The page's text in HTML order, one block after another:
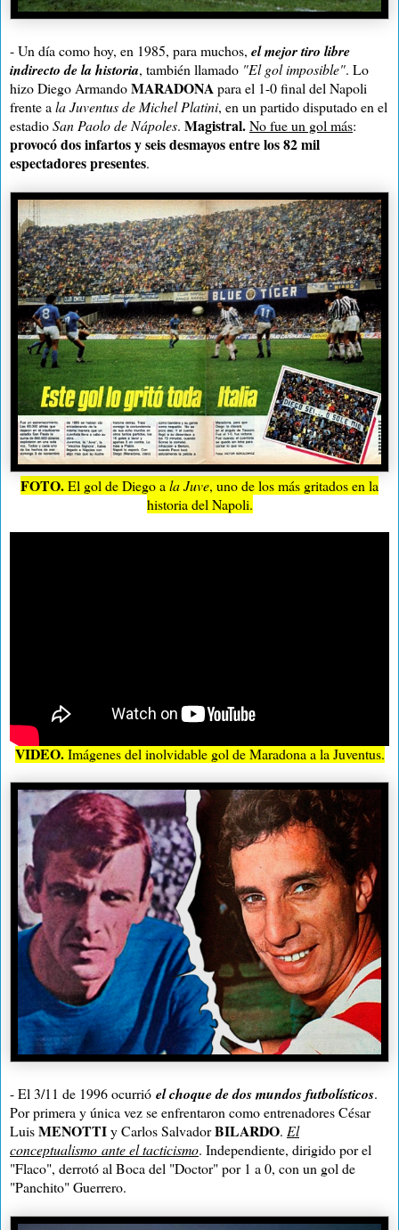
- Un día como hoy, en 1985, para muchos, el mejor tiro libre
indirecto de la historia, también llamado "El gol imposible". Lo
hizo Diego ArmandoMARADONApara el 1-0 final del Napoli
frente a la Juventus de Michel Platini, en un partido disputado en el
estadioSan Paolo de Nápoles. Magistral.No fue un gol más:
provocó dos infartos y seis desmayos entre los 82 mil
espectadores presentes.
FOTO.El gol de Diego a la Juve, uno de los más gritados en la
historia del Napoli.
VIDEO.Imágenes del inolvidable gol de Maradona a la Juventus.
- El 3/11 de 1996 ocurrió el choque de dos mundos futbolísticos.
Por primera y única vez se enfrentaron como entrenadores César
LuisMENOTTIy Carlos SalvadorBILARDO. El
conceptualismo ante eltacticismo. Independiente, dirigido por el
"Flaco", derrotó al Boca del "Doctor" por 1 a 0, con un gol de
"Panchito" Guerrero.